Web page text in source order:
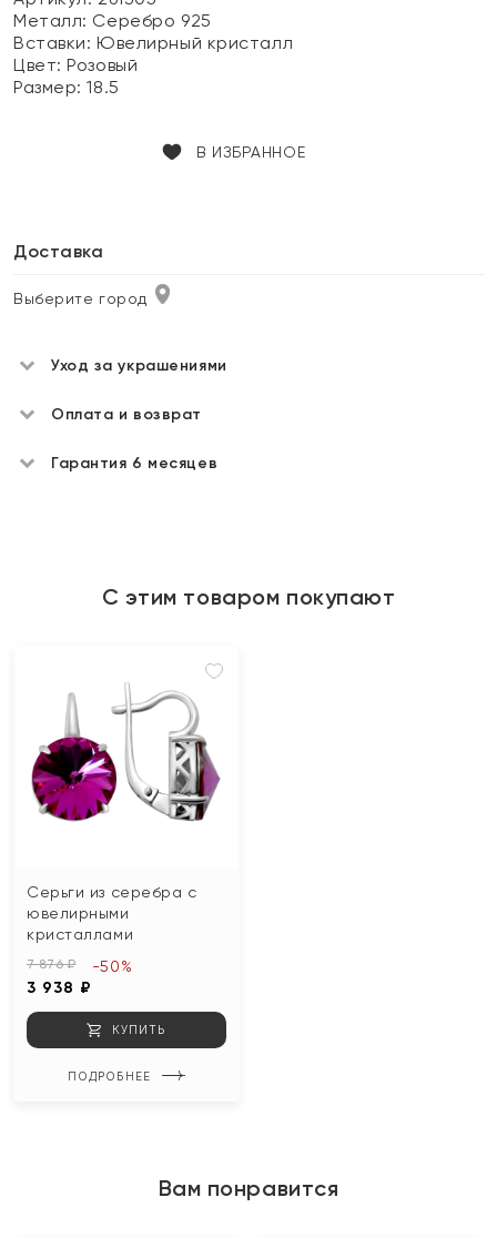
Металл: Серебро 925
Вставки:Ювелирный кристалл
Цвет:Розовый
Размер:18.5
В ИЗБРАННОЕ
Доставка
Выберите город
Уход за украшениями
Оплата и возврат
Гарантия 6 месяцев
С этим товаром покупают
Серьги из серебра с
ювелирными
кристаллами
7 876 ₽
3 938 ₽
-50%
КУПИТЬ
ПОДРОБНЕЕ
Вам понравится